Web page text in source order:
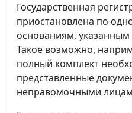
Государственная
приостановлена по
основаниям, указанным
Такое возможно,
полный комплект
представленные
неправомочными